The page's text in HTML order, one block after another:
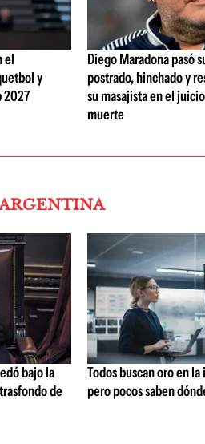
el
y
2027
Diego Maradona pasó
postrado, hinchado y
su masajista en el
muerte
bajo la
de
Todos buscan oro en
pero pocos saben